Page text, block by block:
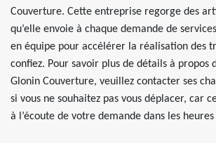
Couverture. Cette entreprise regorge des
qu’elle envoie à chaque demande de
en équipe pour accélérer la réalisation des
confiez. Pour savoir plus de détails à propos
Glonin Couverture, veuillez contacter ses
si vous ne souhaitez pas vous déplacer, car
à l’écoute de votre demande dans les